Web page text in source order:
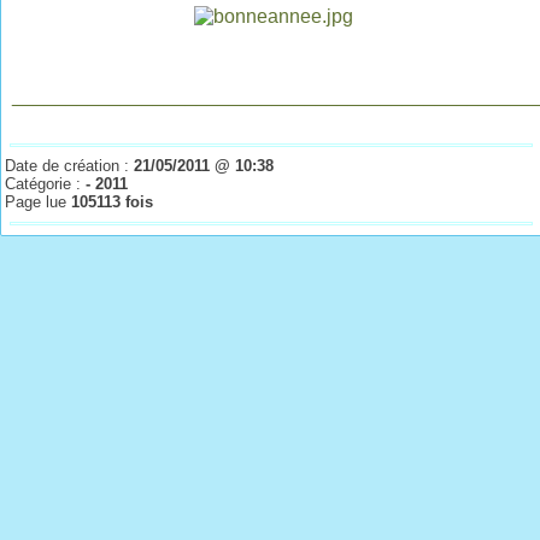
Date de création :21/05/2011 @ 10:38
Catégorie :- 2011
Page lue105113 fois